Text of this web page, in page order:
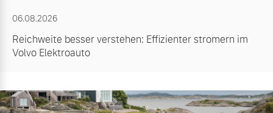
06.08.2026
Reichweite besser verstehen: Effizienter stromern im
Volvo Elektroauto